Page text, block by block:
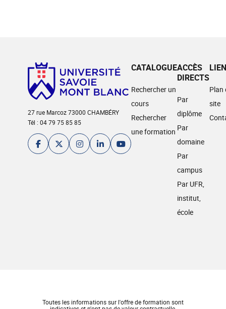
27 rue Marcoz 73000 CHAMBÉRY
Tél : 04 79 75 85 85
CATALOGUE
Rechercher un
cours
Rechercher
une formation
ACCÈS
DIRECTS
Par
diplôme
Par
domaine
Par
campus
Par UFR,
institut,
école
Plan
site
Toutes les informations sur l'offre de formation sont